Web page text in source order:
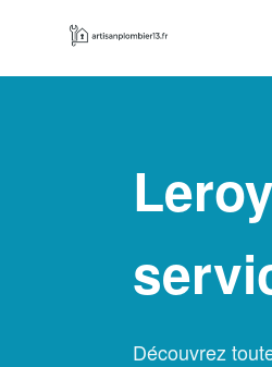
Découvrez